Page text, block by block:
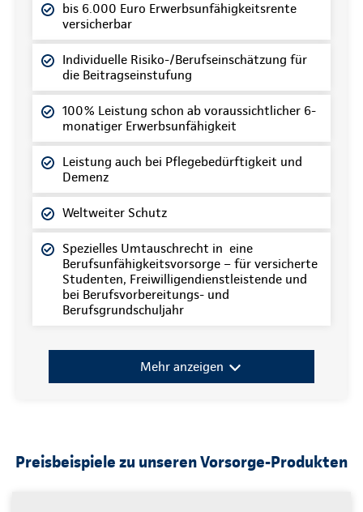
bis 6.000 Euro Erwerbsunfähigkeitsrente
versicherbar
Individuelle Risiko-/Berufseinschätzung für
die Beitragseinstufung
100% Leistung schon ab voraussichtlicher 6-
monatiger Erwerbsunfähigkeit
Leistung auch bei Pflegebedürftigkeit und
Demenz
Weltweiter Schutz
Spezielles Umtauschrecht in eine
Berufsunfähigkeitsvorsorge – für versicherte
Studenten, Freiwilligendienstleistende und
bei Berufsvorbereitungs- und
Berufsgrundschuljahr
Mehr anzeigen
Preisbeispiele zu unseren Vorsorge-Produkten